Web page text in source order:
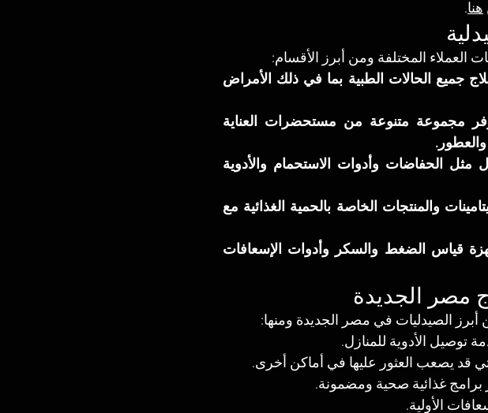
هنا.
العملاء المختلفة ومن أبرز الأقسام:
مصر الجديدة
أبرز الصيدليات في مصر الجديدة ومنها:
قد يصعب العثور عليها في أماكن أخرى.
غذائية صحية ومضمونة.
الأولية.